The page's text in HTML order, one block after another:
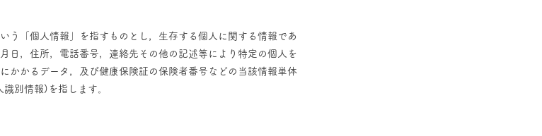
う「個人情報」を指すものとし，生存する個人に関する情報であ
日，住所，電話番号，連絡先その他の記述等により特定の個人を
かかるデータ，及び健康保険証の保険者番号などの当該情報単体
別情報)を指します。